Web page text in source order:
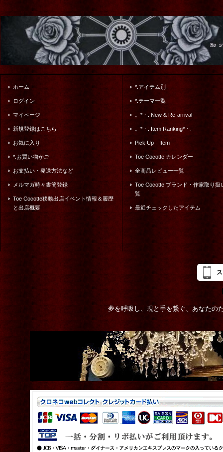
ホーム
ログイン
マイページ
新規登録はこちら
お気に入り
*.お買い物かご
お支払い・発送方法など
メルマガ時々書簡登録
Toe Cocotte移動出店イベント情報＆履歴
と出店概要
*.アイテム別
*.テーマ一覧
。*・. New & Re-arrival
。*・. Item Ranking*・.
Pick Up Item
Toe Cocotte カレンダー
全商品レビュー一覧
Toe Cocotte ブランド・作家取り扱
覧
最近チェックしたアイテム
夢を呼吸し、現と手を繋ぐ、あなたの